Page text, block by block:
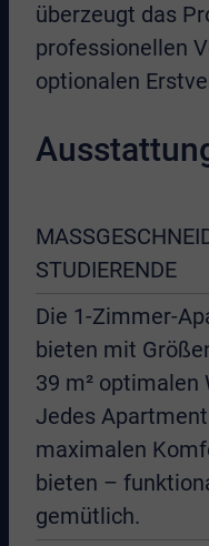
überzeugt das
professionellen
optionalen
STUDIERENDE
Die 1-Zimmer-
bieten mit
39 m² optimalen
Jedes
maximalen
bieten –
gemütlich.